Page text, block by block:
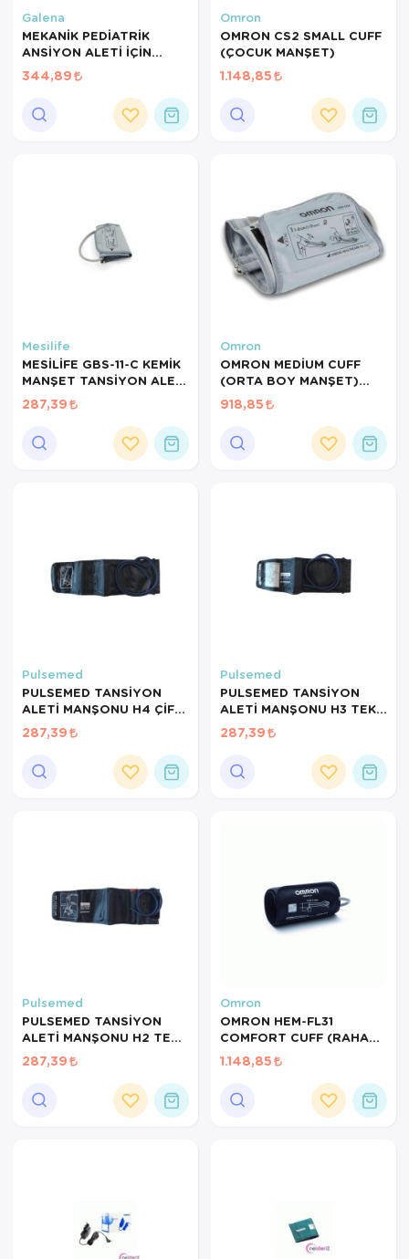
Tansiyon
Tıbbi Cihazlar
Hasta Bakım Ürünleri
Hasta Bakım Ürünleri
Hava nemlendirici
Kişisel Bakım ve Sağlık
Ortopedi Ürünleri
Ortopedi Ürünleri
Ortopedi Ürünleri
Sarf Malzemeleri
Sarf Malzemeleri
Galena
MEKANİK PEDİATRİK
ANSİYON ALETİ İÇİN
ÇOCUK MANŞONU
-ÇANTALI ÇİFT
HORTUMLU MANŞON
TAKIM
344,89
Omron
OMRON CS2 SMALL CUFF
(ÇOCUK MANŞET)
1.148,85
Mesilife
MESİLİFE GBS-11-C KEMİK
MANŞET TANSİYON ALETİ
MANŞONU 22-40CM
287,39
Omron
OMRON MEDİUM CUFF
(ORTA BOY MANŞET)
CM2
918,85
Pulsemed
PULSEMED TANSİYON
ALETİ MANŞONU H4 ÇİFT
HORTUMLU 22-32CM
MANUEL
287,39
Pulsemed
PULSEMED TANSİYON
ALETİ MANŞONU H3 TEK
HORTUMLU 10-19CM
ÇOCUK
287,39
Pulsemed
PULSEMED TANSİYON
ALETİ MANŞONU H2 TEK
HORTUMLU 32-42CM
287,39
Omron
OMRON HEM-FL31
COMFORT CUFF (RAHAT
MANŞET) 22-42CM
INTELLI WRAP
1.148,85